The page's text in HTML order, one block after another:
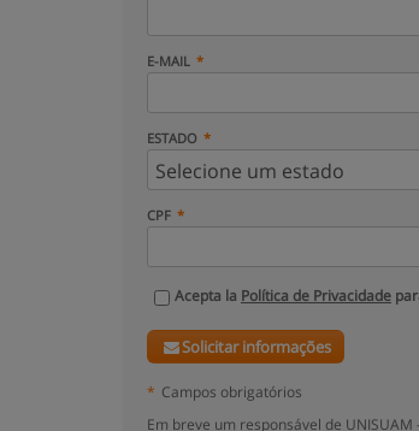
E-MAIL
ESTADO
CPF
Acepta la Política de Privacidade
Solicitar informações
* Campos obrigatórios
Em breve um responsável de